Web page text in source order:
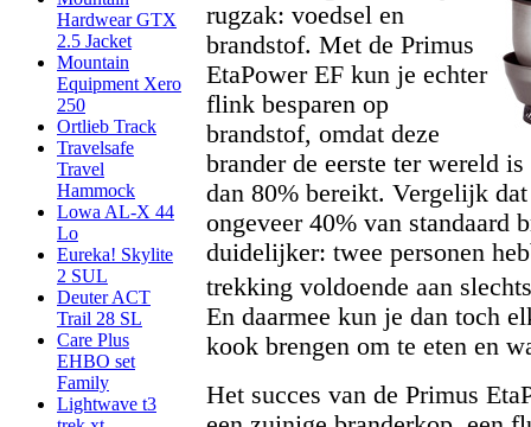
Hardwear GTX
2.5 Jacket
Mountain
Equipment Xero
250
Ortlieb Track
Travelsafe
Travel
Hammock
Lowa AL-X 44
Lo
Eureka! Skylite
2 SUL
Deuter ACT
Trail 28 SL
Care Plus
EHBO set
Family
Lightwave t3
rugzak: voedsel en
brandstof. Met de Primus
EtaPower EF kun je echter
flink besparen op
brandstof, omdat deze
brander de eerste ter wereld
dan 80% bereikt. Vergelijk
ongeveer 40% van standaard
duidelijker: twee personen
trekking voldoende aan
En daarmee kun je dan toch
kook brengen om te eten en
Het succes van de Primus